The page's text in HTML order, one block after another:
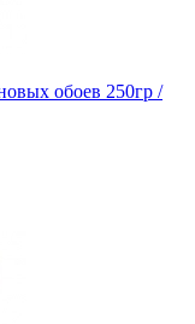
обоев 250гр /